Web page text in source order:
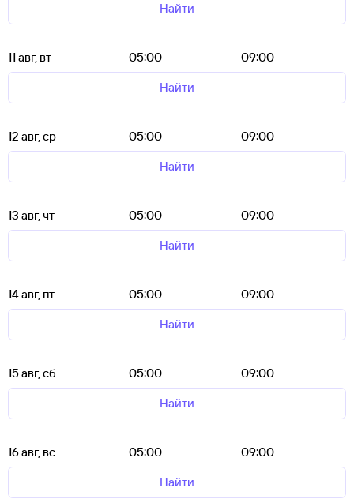
Найти
11 авг, вт 05:00
09:00
Найти
12 авг, ср 05:00
09:00
Найти
13 авг, чт 05:00
09:00
Найти
14 авг, пт 05:00
09:00
Найти
15 авг, сб 05:00
09:00
Найти
16 авг, вс 05:00
09:00
Найти